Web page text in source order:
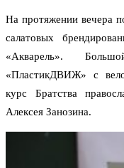
На протяжении вечера
салатовых
«Акварель».
«ПластикДВИЖ» с
курс Братства
Алексея Занозина.